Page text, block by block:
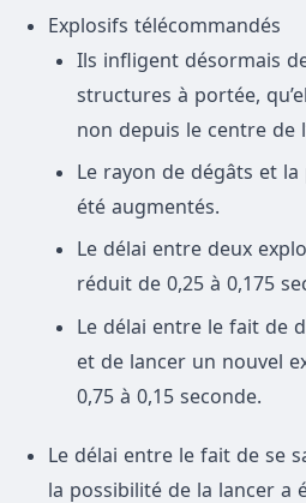
Explosifs télécommandés
Ils infligent désormais
structures à portée,
non depuis le centre de
Le rayon de dégâts et
été augmentés.
Le délai entre deux
réduit de 0,25 à 0,175
Le délai entre le fait de
et de lancer un nouvel
0,75 à 0,15 seconde.
Le délai entre le fait de se
la possibilité de la lancer a